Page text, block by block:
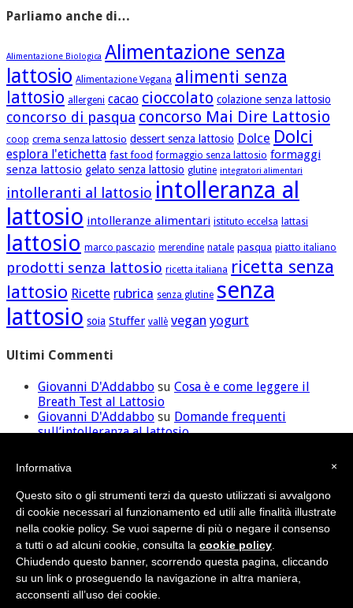
Parliamo anche di…
Alimentazione Biologica Alimentazione senza
lattosio Alimentazione Vegana alimenti senza
lattosio allergeni cacao cioccolato colazione senza lattosio
concorso di pasqua concorso Mai Dire Lattosio
coop crema senza lattosio dessert senza lattosio Dolce Dolci
esplora l'etichetta fast food formaggio senza lattosio formaggi
senza lattosio gelato senza lattosio glutine integratori alimentari
intolleranti al lattosio intolleranza al
lattosio intolleranze alimentari istituto eccelsa lattasi
lattosio marco pascazio merendine natale pasqua piatto italiano
prodotti senza lattosio ricetta italiana ricetta senza
lattosio Ricette rubrica senza glutine senza
lattosio soia Stuffer vallè vegan yogurt
Ultimi Commenti
Giovanni D'Addabbo su Cosa è e come leggere il
Breath Test al Lattosio
Giovanni D'Addabbo su Domande frequenti
sull’intolleranza al lattosio
lattosio
Davidsu
Lattosio
Giovanni D'AddabbosuDomande frequenti
sull’intolleranza al lattosio
Credit •Sitemap
© Nutras Srl - Via della Pace, 279 - 62100 Macerata (MC) | P.IVA
02038670432
×
Informativa
Questo sito o gli strumenti terzi da questo utilizzati si avvalgono
di cookie necessari al funzionamento ed utili alle finalità illustrate
nella cookie policy. Se vuoi saperne di più o negare il consenso
a tutti o ad alcuni cookie, consulta la cookie policy
Chiudendo questo banner, scorrendo questa pagina, cliccando
su un link o proseguendo la navigazione in altra maniera,
acconsenti all’uso dei cookie.